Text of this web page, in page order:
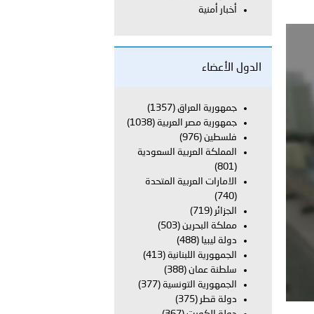
تطلع وفد الشرطة الإيطالية على منظومتي التأهيل الشرطي
تنظم حملة للتبرع بالدم في منطقة الظفرة تعزيزا للمسؤولية
الأميريين معالي النائب الأول لرئيس مجلس الوزراء
العام..
أعمال الاجتماع الثالث عشر للجنة رؤساء الاتحادات الرياضية
مع سفراء وممثلي دول ومنظمات دولية تنفيذ المرحلة الثانية
أخبار أمنية
الدول الأعضاء
جمهورية العراق (1357)
جمهورية مصر العربية (1038)
فلسطين(976)
المملكة العربية السعودية
(801)
الامارات العربية المتحدة
(740)
الجزائر (719)
مملكة البحرين (503)
دولة ليبيا (488)
الجمهورية اللبنانية (413)
سلطنة عمان (388)
الجمهورية التونسية (377)
دولة قطر (375)